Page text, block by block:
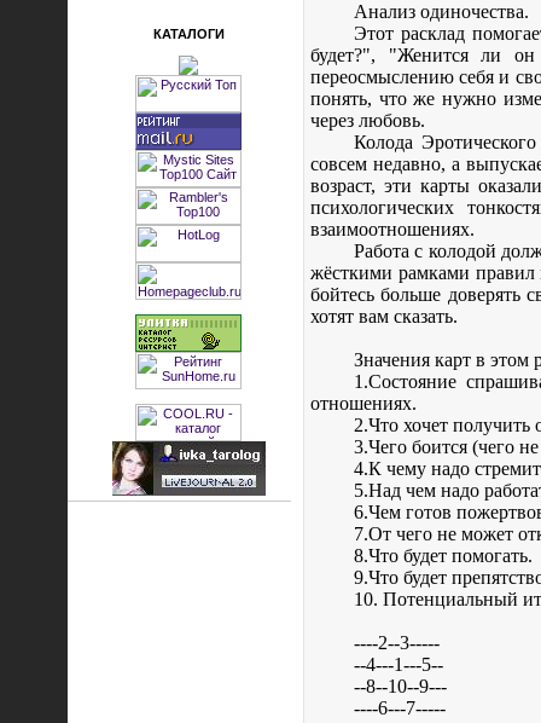
КАТАЛОГИ
Анализ одиночества.
Этот расклад
будет?", "Женится ли
переосмыслению себя и
понять, что же нужно
через любовь.
Колода
совсем недавно, а
возраст, эти карты
психологических
взаимоотношениях.
Работа с колодой
жёсткими рамками
бойтесь больше доверять
хотят вам сказать.
Значения карт в этом
1.Состояние
отношениях.
2.Что хочет
3.Чего боится (чего
4.К чему надо
5.Над чем надо
6.Чем готов
7.От чего не может
8.Что будет помогать.
9.Что будет
10. Потенциальный
----2--3-----
--4---1---5--
--8--10--9---
----6---7-----